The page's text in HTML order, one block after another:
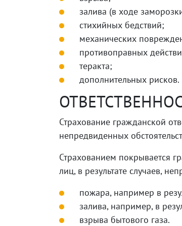
залива (в ходе
стихийных бедствий;
механических
противоправных
теракта;
дополнительных рисков.
Страхование гражданской
непредвиденных
Страхованием покрывается
лиц, в результате случаев,
пожара, например в
залива, например, в
взрыва бытового газа.